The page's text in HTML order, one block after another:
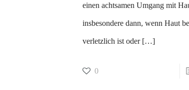
einen achtsamen Umgang mit
insbesondere dann, wenn Haut
verletzlich ist oder[…]
0